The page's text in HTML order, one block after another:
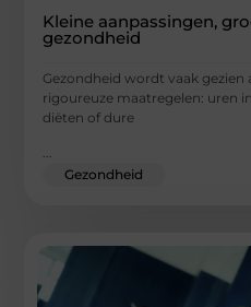
Kleine aanpassingen,
gezondheid
Gezondheid wordt vaak
rigoureuze maatregelen: uren
diëten of dure
...
Gezondheid